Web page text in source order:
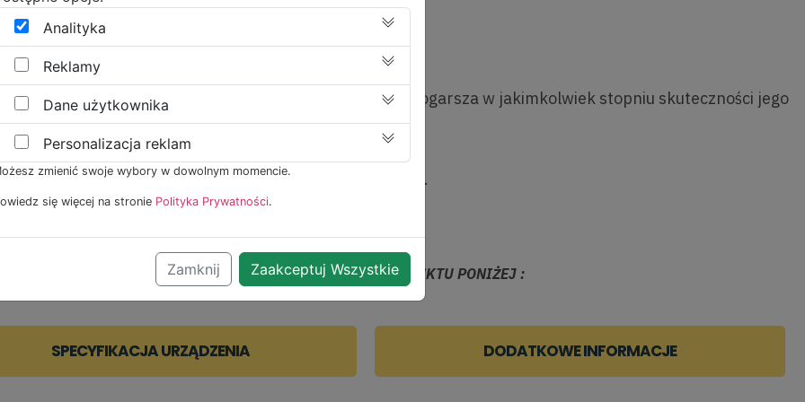
srebra
z zawartością jonów srebra pozwala na uzyskanie
powietrza poprzez skuteczne usuwanie
zapachów, bakterii i alergenów. Mycie filtra nie pogarsza w jakimkolwiek stopniu skuteczności jego
zapamiętywania preferowanych ustawień trybu pracy.
DO ZAPOZNANIA SIĘ ZE SZCZEGÓŁOWYMI DANYMI PRODUKTU PONIŻEJ :
SPECYFIKACJA URZĄDZENIA DODATKOWE INFORMACJE
Analityka
Reklamy
Dane użytkownika
Personalizacja reklam
zmienić swoje wybory w dowolnym momencie.
się więcej na stronie Polityka Prywatności.
Zamknij Zaakceptuj Wszystkie